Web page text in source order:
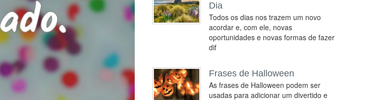
Dia
Todos os dias nos trazem um novo
acordar e, com ele, novas
oportunidades e novas formas de fazer
dif
Frases de Halloween
As frases de Halloween podem ser
usadas para adicionar um divertido e